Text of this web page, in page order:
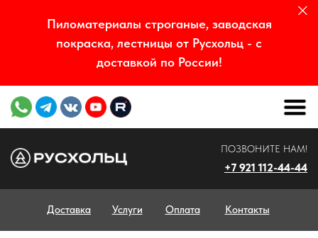
Пиломатериалы строганые, заводская
покраска, лестницы от Русхольц - с
доставкой по России!
ПОЗВОНИТЕ НАМ!
+7 921 112-44-44
Доставка Услуги Оплата Контакты